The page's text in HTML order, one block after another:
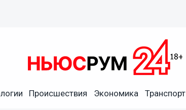
Происшествия Экономика Транспорт
Нижегородской области